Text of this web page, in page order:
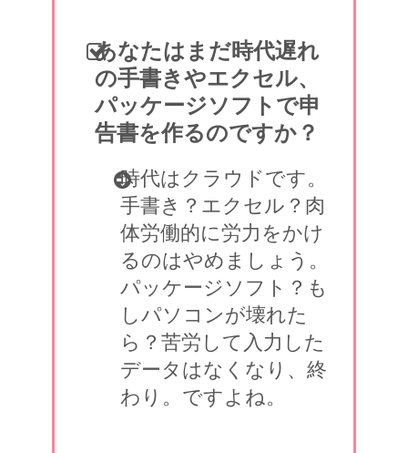
あなたはまだ時代遅れ
の手書きやエクセル、
パッケージソフトで申
告書を作るのですか？
時代はクラウドです。
手書き？エクセル？肉
体労働的に労力をかけ
るのはやめましょう。
パッケージソフト？も
しパソコンが壊れた
ら？苦労して入力した
データはなくなり、終
わり。ですよね。